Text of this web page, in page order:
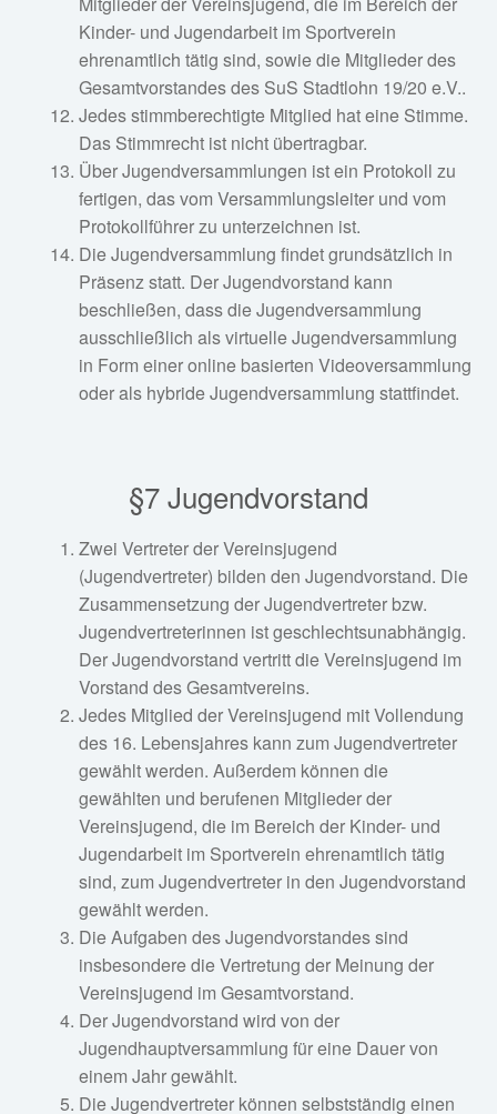
Kinder- und Jugendarbeit im Sportverein
ehrenamtlich tätig sind, sowie die Mitglieder des
Gesamtvorstandes des SuS Stadtlohn 19/20 e.V..
Jedes stimmberechtigte Mitglied hat eine Stimme.
Das Stimmrecht ist nicht übertragbar.
Über Jugendversammlungen ist ein Protokoll zu
fertigen, das vom Versammlungsleiter und vom
Protokollführer zu unterzeichnen ist.
Die Jugendversammlung findet grundsätzlich in
Präsenz statt. Der Jugendvorstand kann
beschließen, dass die Jugendversammlung
ausschließlich als virtuelle Jugendversammlung
in Form einer online basierten Videoversammlung
oder als hybride Jugendversammlung stattfindet.
§7 Jugendvorstand
Zwei Vertreter der Vereinsjugend
(Jugendvertreter) bilden den Jugendvorstand. Die
Zusammensetzung der Jugendvertreter bzw.
Jugendvertreterinnen ist geschlechtsunabhängig.
Der Jugendvorstand vertritt die Vereinsjugend im
Vorstand des Gesamtvereins.
Jedes Mitglied der Vereinsjugend mit Vollendung
des 16. Lebensjahres kann zum Jugendvertreter
gewählt werden. Außerdem können die
gewählten und berufenen Mitglieder der
Vereinsjugend, die im Bereich der Kinder- und
Jugendarbeit im Sportverein ehrenamtlich tätig
sind, zum Jugendvertreter in den Jugendvorstand
gewählt werden.
Die Aufgaben des Jugendvorstandes sind
insbesondere die Vertretung der Meinung der
Vereinsjugend im Gesamtvorstand.
Der Jugendvorstand wird von der
Jugendhauptversammlung für eine Dauer von
einem Jahr gewählt.
Die Jugendvertreter können selbstständig einen